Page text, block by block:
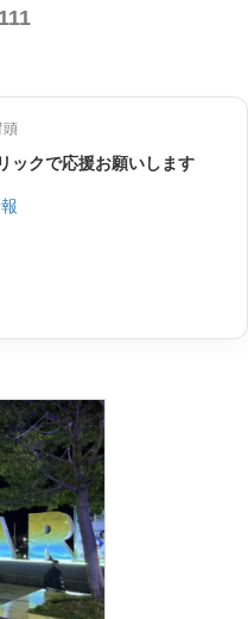
頭
ックで応援お願いします